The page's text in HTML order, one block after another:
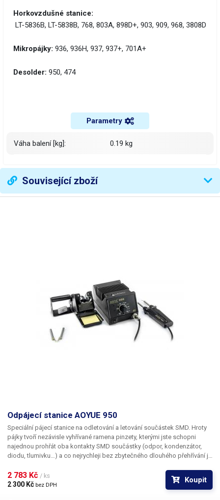
Horkovzdušné stanice:
LT-5836B, LT-5838B, 768, 803A, 898D+, 903, 909, 968, 3808D
Mikropájky: 936, 936H, 937, 937+, 701A+
Desolder: 950, 474
Parametry
Váha balení [kg]: 0.19 kg
Související zboží
Odpájecí stanice AOYUE 950
Speciální pájecí stanice na odletování a letování součástek SMD. Hroty
pájky tvoří nezávisle vyhřívané ramena pinzety, kterými jste schopni
najednou prohřát oba kontakty SMD součástky (odpor, kondenzátor,
diodu, tlumivku…) a co nejrychleji bez zbytečného dlouhého přehřívání ji
žádný jiný nástroj k držení součástky nebude při práci nutný, neboť si ji
jednoduše chytíte do čelistí.
2 783 Kč / ks
2 300 Kč bez DPH
Koupit